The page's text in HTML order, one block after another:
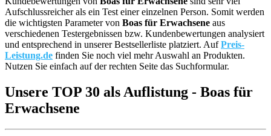
Aufschlussreicher als ein Test einer einzelnen Person. Somit werden
die wichtigsten Parameter von Boas für Erwachsene aus
verschiedenen Testergebnissen bzw. Kundenbewertungen analysiert
und entsprechend in unserer Bestsellerliste platziert. AufPreis-
Leistung.de finden Sie noch viel mehr Auswahl an Produkten.
Nutzen Sie einfach auf der rechten Seite das Suchformular.
Unsere TOP 30 als Auflistung - Boas für
Erwachsene